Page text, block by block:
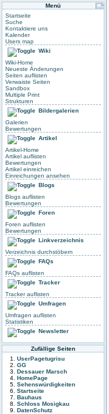
Menü
Startseite
Suche
Kontaktiere uns
Kalender
Users map
Wiki
Wiki-Home
Neueste Änderungen
Seiten auflisten
Verwaiste Seiten
Sandbox
Multiple Print
Strukturen
Bildergalerien
Galerien
Bewertungen
Artikel
Artikel-Home
Artikel auflisten
Bewertungen
Artikel einreichen
Einreichungen ansehen
Blogs
Blogs auflisten
Bewertungen
Foren
Foren auflisten
Bewertungen
Linkverzeichnis
Verzeichnis durchstöbern
FAQs
FAQs auflisten
Tracker
Tracker auflisten
Umfragen
Umfragen auflisten
Statistiken
Newsletter
Zufällige Seiten
UserPagetugrisu
GG
Dessauer Marsch
HomePage
Sehenswürdigkeiten
Startseite
Bauhaus
Schloss Mosigkau
DatenSchutz